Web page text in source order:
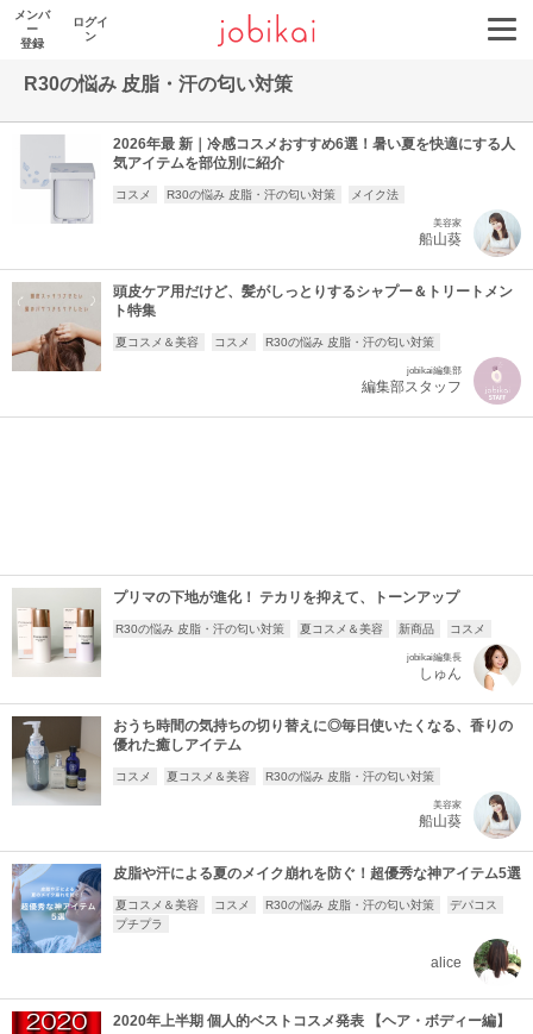
メンバ
ー
登録
ログイ
ン
R30の悩み 皮脂・汗の匂い対策
2026年最 新｜冷感コスメおすすめ6選！暑い夏を快適にする人
気アイテムを部位別に紹介
コスメ R30の悩み 皮脂・汗の匂い対策 メイク法
美容家
船山葵
頭皮ケア用だけど、髪がしっとりするシャプー＆トリートメン
ト特集
夏コスメ＆美容 コスメ R30の悩み 皮脂・汗の匂い対策
jobikai編集部
編集部スタッフ
プリマの下地が進化！ テカリを抑えて、トーンアップ
R30の悩み 皮脂・汗の匂い対策 夏コスメ＆美容 新商品 コスメ
jobikai編集長
しゅん
おうち時間の気持ちの切り替えに◎毎日使いたくなる、香りの
優れた癒しアイテム
コスメ 夏コスメ＆美容 R30の悩み 皮脂・汗の匂い対策
美容家
船山葵
皮脂や汗による夏のメイク崩れを防ぐ！超優秀な神アイテム5選
夏コスメ＆美容 コスメ R30の悩み 皮脂・汗の匂い対策
デパコス
プチプラ
alice
2020年上半期 個人的ベストコスメ発表 【ヘア・ボディー編】